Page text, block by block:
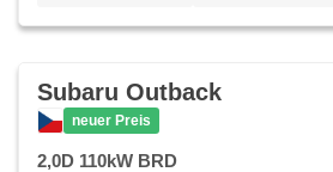
Subaru Outback
neuer Preis
2,0D 110kW BRD